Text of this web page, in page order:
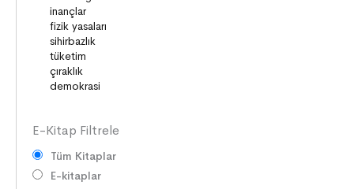
ZAMAN ve MEKÂN
SOSYAL İLİŞKİLER
EDEBİ TÜRLER
E-Kitap Filtrele
Tüm Kitaplar
E-kitaplar